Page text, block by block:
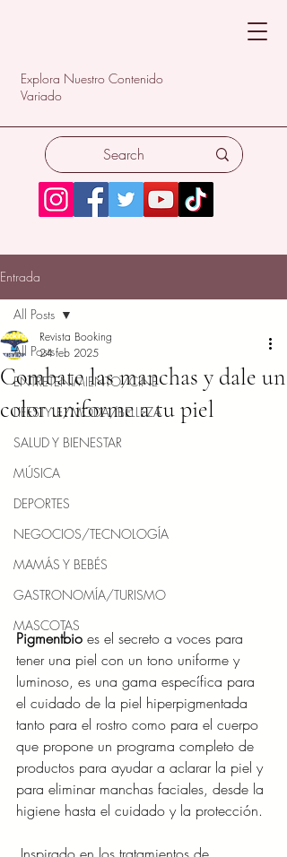
Explora Nuestro Contenido
Variado
Entrada
All Posts
ENTRETENIMIENTO/CINE
LIFESTYLE/MODA/BELLEZA
SALUD Y BIENESTAR
MÚSICA
DEPORTES
NEGOCIOS/TECNOLOGÍA
MAMÁS Y BEBÉS
GASTRONOMÍA/TURISMO
MASCOTAS
All Posts
Combate las manchas y dale un
color uniforme a tu piel
Revista Booking
24 feb 2025
Pigmentbio es el secreto a voces para
tener una piel con un tono uniforme y
luminoso, es una gama específica para
el cuidado de la piel hiperpigmentada
tanto para el rostro como para el cuerpo
que propone un programa completo de
productos para ayudar a aclarar la piel y
para eliminar manchas faciales, desde la
higiene hasta el cuidado y la protección.